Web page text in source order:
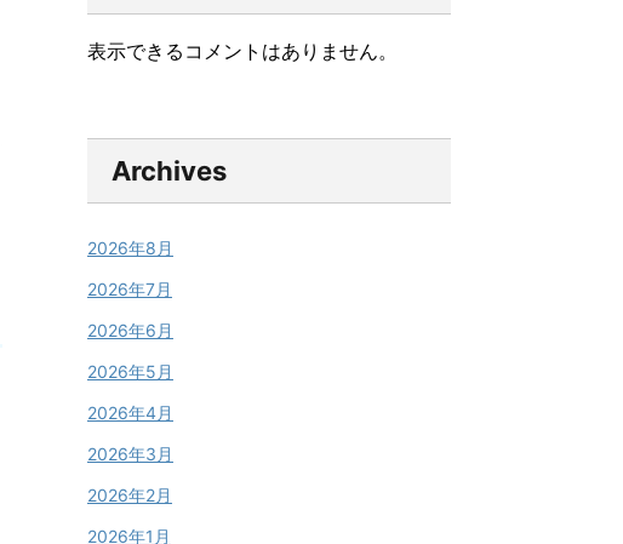
表示できるコメントはありません。
Archives
2026年8月
2026年7月
2026年6月
2026年5月
2026年4月
2026年3月
2026年2月
2026年1月